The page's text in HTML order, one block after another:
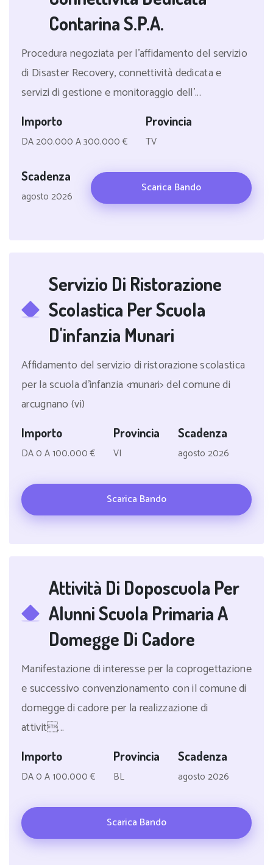
Contarina S.P.A.
Procedura negoziata per l'affidamento del servizio
di Disaster Recovery, connettività dedicata e
servizi di gestione e monitoraggio dell'...
Importo
DA 200.000 A 300.000 €
Provincia
TV
Scadenza
agosto 2026
Scarica Bando
Servizio Di Ristorazione
Scolastica Per Scuola
D'infanzia Munari
Affidamento del servizio di ristorazione scolastica
per la scuola d'infanzia <munari> del comune di
arcugnano (vi)
Importo
DA 0 A 100.000 €
Provincia
VI
Scadenza
agosto 2026
Scarica Bando
Attività Di Doposcuola Per
Alunni Scuola Primaria A
Domegge Di Cadore
Manifestazione di interesse per la coprogettazione
e successivo convenzionamento con il comune di
domegge di cadore per la realizzazione di
attivit...
Importo
DA 0 A 100.000 €
Provincia
BL
Scadenza
agosto 2026
Scarica Bando